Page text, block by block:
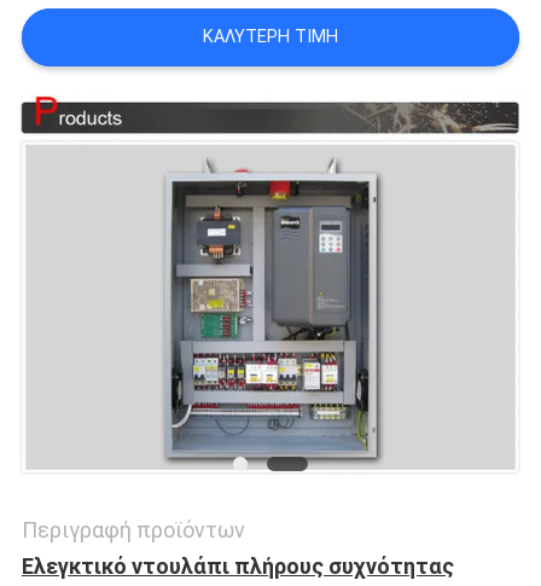
SITEMAP
PRIVACY
ΚΑΛΎΤΕΡΗ ΤΙΜΉ
Περιγραφή προϊόντων
Ελεγκτικό ντουλάπι πλήρους συχνότητας